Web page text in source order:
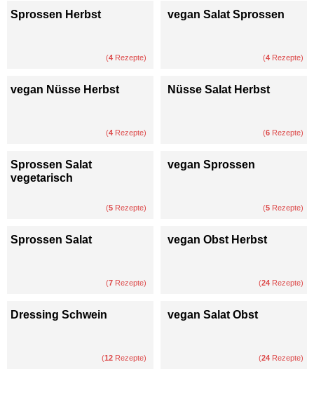
Sprossen Herbst
(4 Rezepte)
vegan Salat Sprossen
(4 Rezepte)
vegan Nüsse Herbst
(4 Rezepte)
Nüsse Salat Herbst
(6 Rezepte)
Sprossen Salat
vegetarisch
(5 Rezepte)
vegan Sprossen
(5 Rezepte)
Sprossen Salat
(7 Rezepte)
vegan Obst Herbst
(24 Rezepte)
Dressing Schwein
(12 Rezepte)
vegan Salat Obst
(24 Rezepte)